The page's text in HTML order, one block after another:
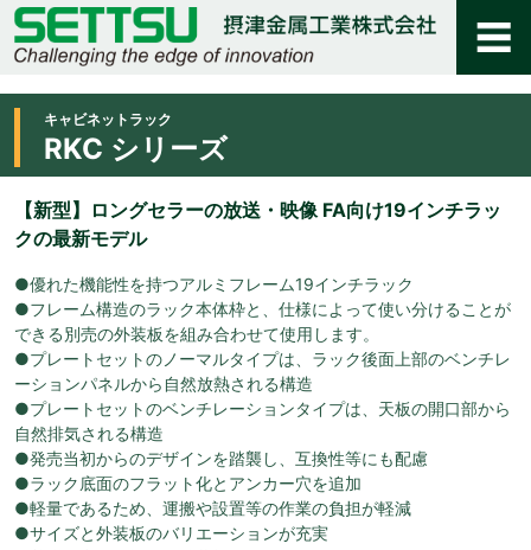
キャビネットラック
RKC シリーズ
【新型】ロングセラーの放送・映像 FA向け19インチラッ
クの最新モデル
●優れた機能性を持つアルミフレーム19インチラック
●フレーム構造のラック本体枠と、仕様によって使い分けることが
できる別売の外装板を組み合わせて使用します。
●プレートセットのノーマルタイプは、ラック後面上部のベンチレ
ーションパネルから自然放熱される構造
●プレートセットのベンチレーションタイプは、天板の開口部から
自然排気される構造
●発売当初からのデザインを踏襲し、互換性等にも配慮
●ラック底面のフラット化とアンカー穴を追加
●軽量であるため、運搬や設置等の作業の負担が軽減
●サイズと外装板のバリエーションが充実